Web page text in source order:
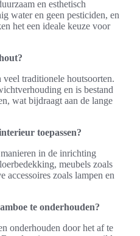
en esthetisch
water en geen pesticiden, en
het een ideale keuze voor
veel traditionele houtsoorten.
en is bestand
wat bijdraagt aan de lange
toepassen?
in de inrichting
meubels zoals
accessoires zoals lampen en
te onderhouden?
onderhouden door het af te